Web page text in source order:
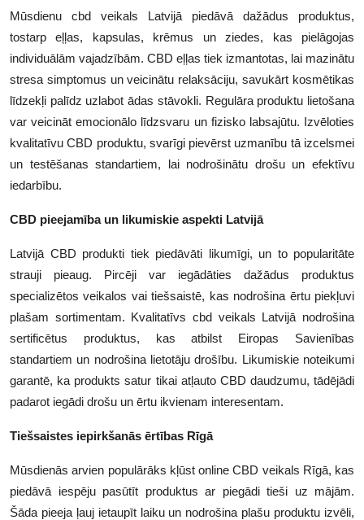
Mūsdienu cbd veikals Latvijā piedāvā dažādus produktus,
tostarp eļļas, kapsulas, krēmus un ziedes, kas pielāgojas
individuālām vajadzībām. CBD eļļas tiek izmantotas, lai mazinātu
stresa simptomus un veicinātu relaksāciju, savukārt kosmētikas
līdzekļi palīdz uzlabot ādas stāvokli. Regulāra produktu lietošana
var veicināt emocionālo līdzsvaru un fizisko labsajūtu. Izvēloties
kvalitatīvu CBD produktu, svarīgi pievērst uzmanību tā izcelsmei
un testēšanas standartiem, lai nodrošinātu drošu un efektīvu
iedarbību.
CBD pieejamība un likumiskie aspekti Latvijā
Latvijā CBD produkti tiek piedāvāti likumīgi, un to popularitāte
strauji pieaug. Pircēji var iegādāties dažādus produktus
specializētos veikalos vai tiešsaistē, kas nodrošina ērtu piekļuvi
plašam sortimentam. Kvalitatīvs cbd veikals Latvijā nodrošina
sertificētus produktus, kas atbilst Eiropas Savienības
standartiem un nodrošina lietotāju drošību. Likumiskie noteikumi
garantē, ka produkts satur tikai atļauto CBD daudzumu, tādējādi
padarot iegādi drošu un ērtu ikvienam interesentam.
Tiešsaistes iepirkšanās ērtības Rīgā
Mūsdienās arvien populārāks kļūst online CBD veikals Rīgā, kas
piedāvā iespēju pasūtīt produktus ar piegādi tieši uz mājām.
Šāda pieeja ļauj ietaupīt laiku un nodrošina plašu produktu izvēli,